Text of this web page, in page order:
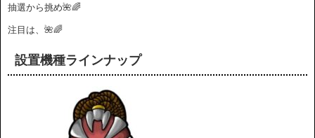
抽選から挑め🌺🌈
注目は、🌺🌈
設置機種ラインナップ